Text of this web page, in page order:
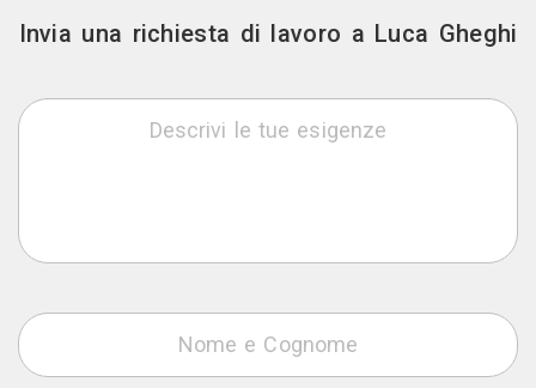
Invia una richiesta di lavoro a Luca Gheghi